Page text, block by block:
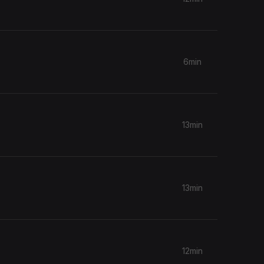
6min
13min
13min
12min